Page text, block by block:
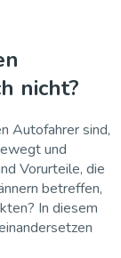
nicht?
Autofahrer sind,
und
Vorurteile, die
betreffen,
In diesem